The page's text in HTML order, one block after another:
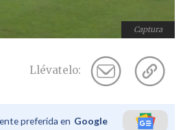
Captura
Llévatelo:
preferida en Google